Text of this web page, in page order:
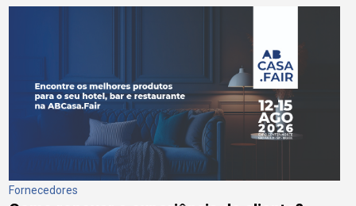
Fornecedores